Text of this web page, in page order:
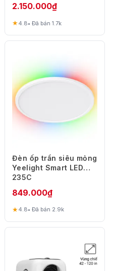
2.150.000₫
★4.8• Đã bán 1.7k
Đèn ốp trần siêu mỏng
Yeelight Smart LED
235C
849.000₫
★4.8• Đã bán 2.9k